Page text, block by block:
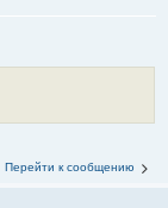
Перейти к сообщению